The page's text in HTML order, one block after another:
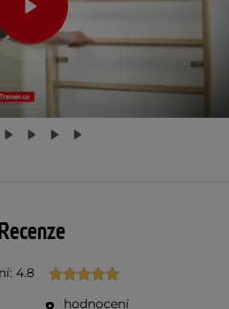
4.8
hodnocení